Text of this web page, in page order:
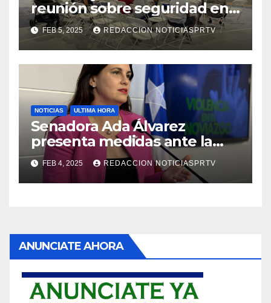
reunión sobre seguridad en
Reparto Metropolitano
FEB 5, 2025 REDACCION NOTICIASPRTV
NOTICIAS ULTIMA HORA
Senadora Ada Álvarez
presenta medidas ante la
violencia en el noviazgo
FEB 4, 2025 REDACCION NOTICIASPRTV
ANUNCIATE AHORA